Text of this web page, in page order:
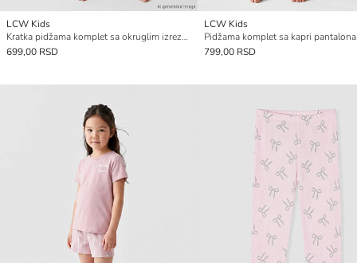
LCW Kids
Kratka pidžama komplet sa okruglim izrezom za devojčice
699,00 RSD
LCW Kids
799,00 RSD